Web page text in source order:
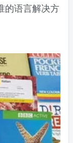
的语言解决方